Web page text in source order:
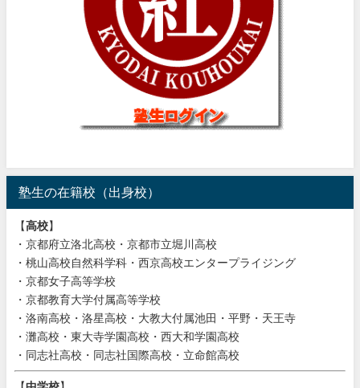
塾生の在籍校（出身校）
【高校】
・京都府立洛北高校・京都市立堀川高校
・桃山高校自然科学科・西京高校エンタープライジング
・京都女子高等学校
・京都教育大学付属高等学校
・洛南高校・洛星高校・大教大付属池田・平野・天王寺
・灘高校・東大寺学園高校・西大和学園高校
・同志社高校・同志社国際高校・立命館高校